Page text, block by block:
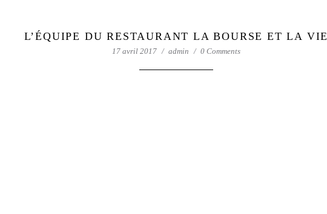
L’ÉQUIPE DU RESTAURANT LA BOURSE ET LA VIE
17 avril 2017 admin 0 Comments